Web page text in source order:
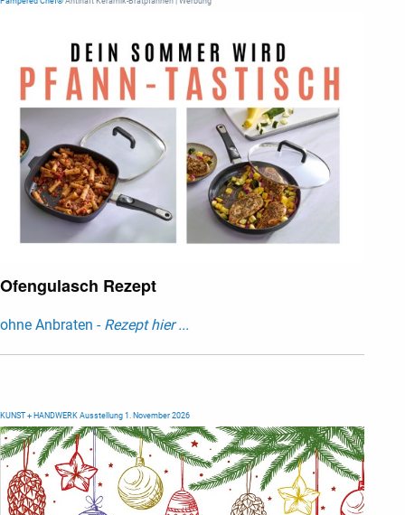
Ofengulasch Rezept
ohne Anbraten - Rezept hier ...
KUNST + HANDWERK Ausstellung 1. November 2026